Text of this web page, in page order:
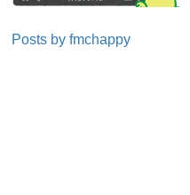
Posts by fmchappy